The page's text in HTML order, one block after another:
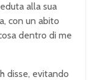
alla sua
con un abito
dentro di me
disse, evitando